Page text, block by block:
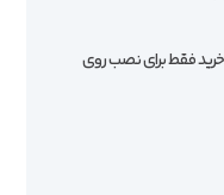
فقط برای نصب روی